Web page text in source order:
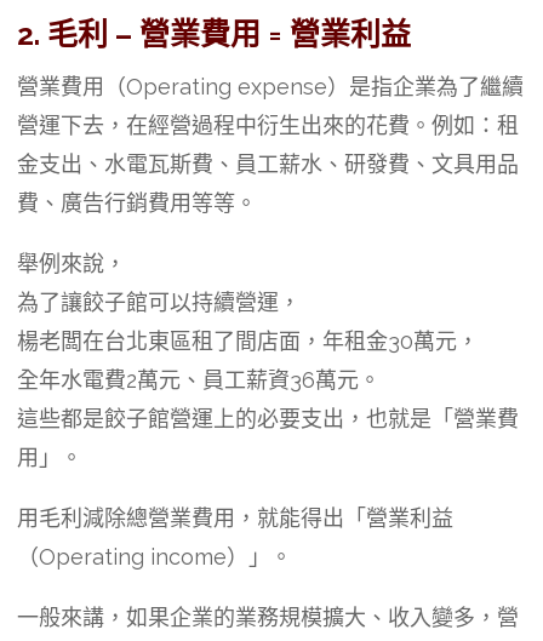
2. 毛利 – 營業費用 = 營業利益
營業費用（Operating expense）是指企業為了繼續
營運下去，在經營過程中衍生出來的花費。例如：租
金支出、水電瓦斯費、員工薪水、研發費、文具用品
費、廣告行銷費用等等。
舉例來說，
為了讓餃子館可以持續營運，
楊老闆在台北東區租了間店面，年租金30萬元，
全年水電費2萬元、員工薪資36萬元。
這些都是餃子館營運上的必要支出，也就是「營業費
用」。
用毛利減除總營業費用，就能得出「營業利益
（Operating income）」。
一般來講，如果企業的業務規模擴大、收入變多，營